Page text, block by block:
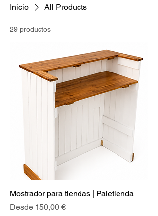
Inicio All Products
29 productos
Mostrador para tiendas | Paletienda
Desde 150,00 €
Precio de oferta